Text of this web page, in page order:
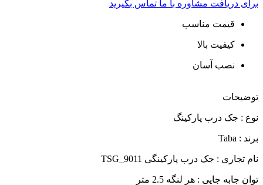
برای دریافت مشاوره با ما تماس بگیرید
قیمت مناسب
کیفیت بالا
نصب آسان
توضیحات
نوع : جک درب پارکینگ
برند : Taba
نام تجاری : جک درب پارکینگی TSG_9011
توان جابه جایی : هر لنگه 2.5 متر